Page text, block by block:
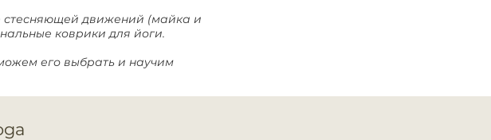
стесняющей движений (майка и
коврики для йоги.
его выбрать и научим